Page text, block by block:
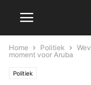
Home Politiek
moment voor Aruba
Politiek